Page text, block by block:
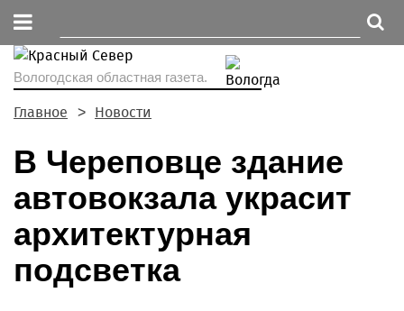
Вологодская областная газета.
Главное Новости
В Череповце здание
автовокзала украсит
архитектурная
подсветка